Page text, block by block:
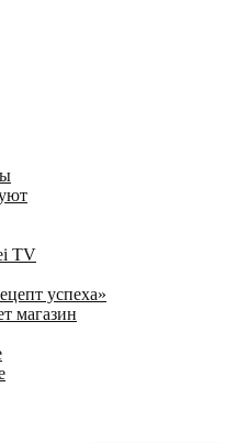
TV
успеха»
магазин